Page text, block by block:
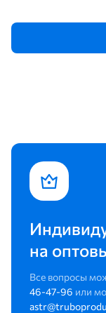
на
Все вопросы
46-47-96 или